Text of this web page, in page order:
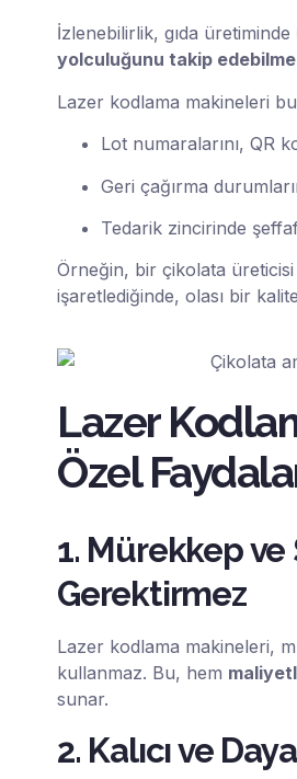
İzlenebilirlik, gıda üretiminde
yolculuğunu takip edebilme
Lazer kodlama makineleri
Lot numaralarını, QR
Geri çağırma
Tedarik zincirinde
Örneğin, bir çikolata
işaretlediğinde, olası bir
Lazer
Özel
1. Mürekkep
Gerektirmez
Lazer kodlama makineleri,
kullanmaz. Bu, hem
sunar.
2. Kalıcı ve